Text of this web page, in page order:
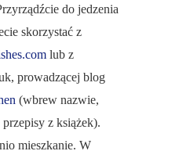
do jedzenia
skorzystać z
lub z
prowadzącej blog
(wbrew nazwie,
z książek).
mieszkanie. W